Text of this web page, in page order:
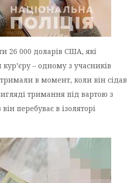
26 000 доларів США, які
– одному з учасників
в момент, коли він сідав
тримання під вартою з
перебуває в ізоляторі